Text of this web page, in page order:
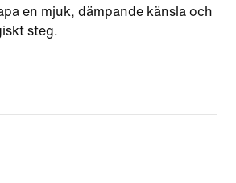
en mjuk, dämpande känsla och
steg.